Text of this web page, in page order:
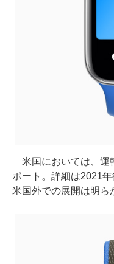
米国においては、運
ポート。詳細は2021
米国外での展開は明ら